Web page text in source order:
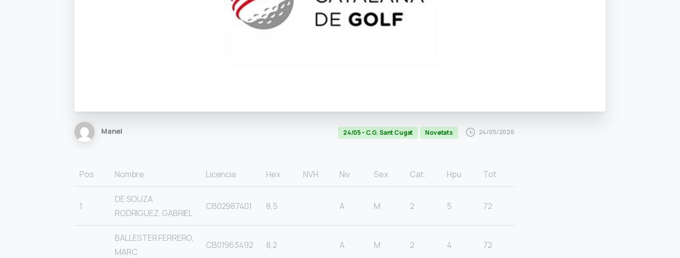
Manel 24/05 - C.G. Sant Cugat Novetats 24/05/2026
Pos Nombre Licencia Hex NVH Niv Sex Cat. Hpu Tot
1
DE SOUZA
RODRIGUEZ, GABRIEL
CB02987401 8,5 A M 2 5 72
BALLESTER FERRERO,
MARC
CB01963492 8,2 A M 2 4 72